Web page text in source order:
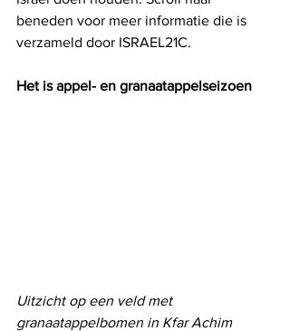
beneden voor meer informatie die is
verzameld door ISRAEL21C.
Het is appel- en granaatappelseizoen
Uitzicht op een veld met
granaatappelbomen in Kfar Achim